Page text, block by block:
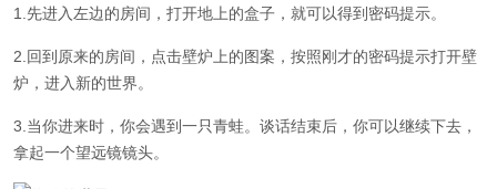
1.先进入左边的房间，打开地上的盒子，就可以得到密码提示。
2.回到原来的房间，点击壁炉上的图案，按照刚才的密码提示打开壁
炉，进入新的世界。
3.当你进来时，你会遇到一只青蛙。谈话结束后，你可以继续下去，
拿起一个望远镜镜头。